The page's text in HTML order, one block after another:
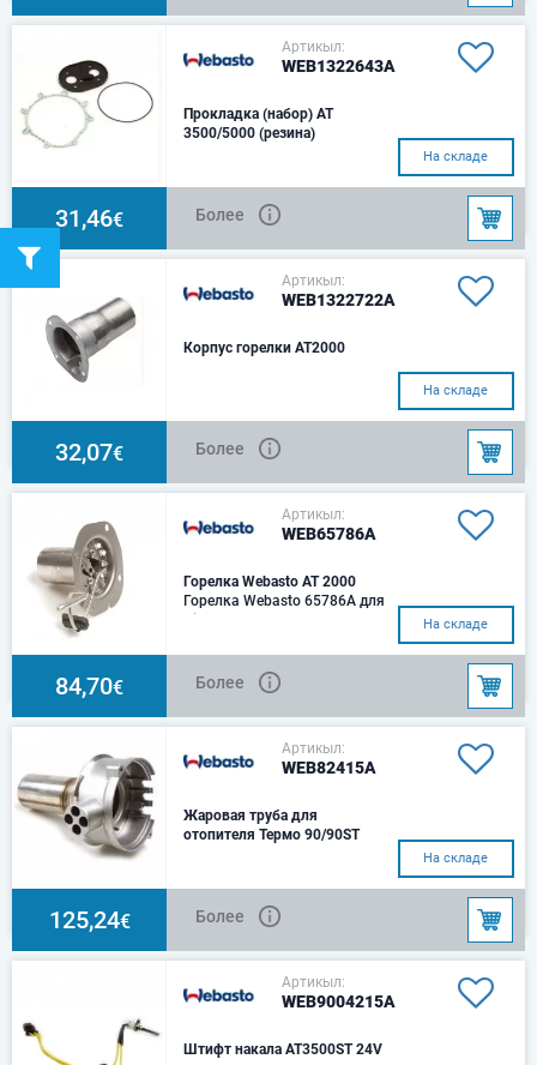
Артикыл:
WEB1322643A
Прокладка (набор) АТ
3500/5000 (резина)
На складе
31,46€ Более
Артикыл:
WEB1322722A
Корпус горелки AT2000
На складе
32,07€ Более
Артикыл:
WEB65786A
Горелка Webasto AT 2000
Горелка Webasto 65786A для
Air Top 2000 / 2000S дизель
На складе
84,70€ Более
Артикыл:
WEB82415A
Жаровая труба для
отопителя Термо 90/90ST
На складе
125,24€ Более
Артикыл:
WEB9004215A
Штифт накала AT3500ST 24V